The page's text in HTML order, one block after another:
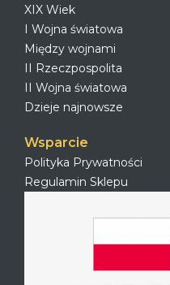
XIX Wiek
I Wojna światowa
Między wojnami
II Rzeczpospolita
II Wojna światowa
Dzieje najnowsze
Wsparcie
Polityka Prywatności
Regulamin Sklepu